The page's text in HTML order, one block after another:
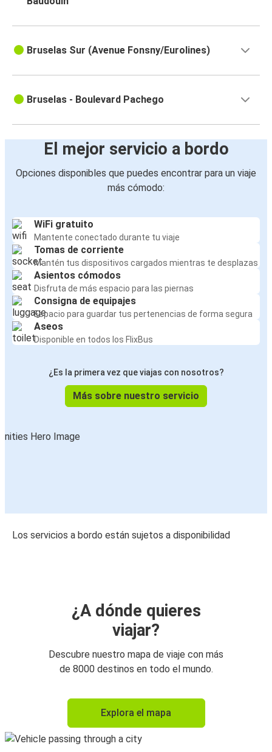
Bruselas Sur (Avenue Fonsny/Eurolines)
Bruselas - Boulevard Pachego
El mejor servicio a bordo
Opciones disponibles que puedes encontrar para un viaje
más cómodo:
WiFi gratuito
Mantente conectado durante tu viaje
Tomas de corriente
Mantén tus dispositivos cargados mientras te desplazas
Asientos cómodos
Disfruta de más espacio para las piernas
Consigna de equipajes
Espacio para guardar tus pertenencias de forma segura
Aseos
Disponible en todos los FlixBus
¿Es la primera vez que viajas con nosotros?
Más sobre nuestro servicio
Los servicios a bordo están sujetos a disponibilidad
¿A dónde quieres
viajar?
Descubre nuestro mapa de viaje con más
de 8000 destinos en todo el mundo.
Explora el mapa